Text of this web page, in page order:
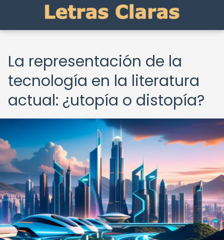
La representación de la
tecnología en la literatura
actual: ¿utopía o distopía?